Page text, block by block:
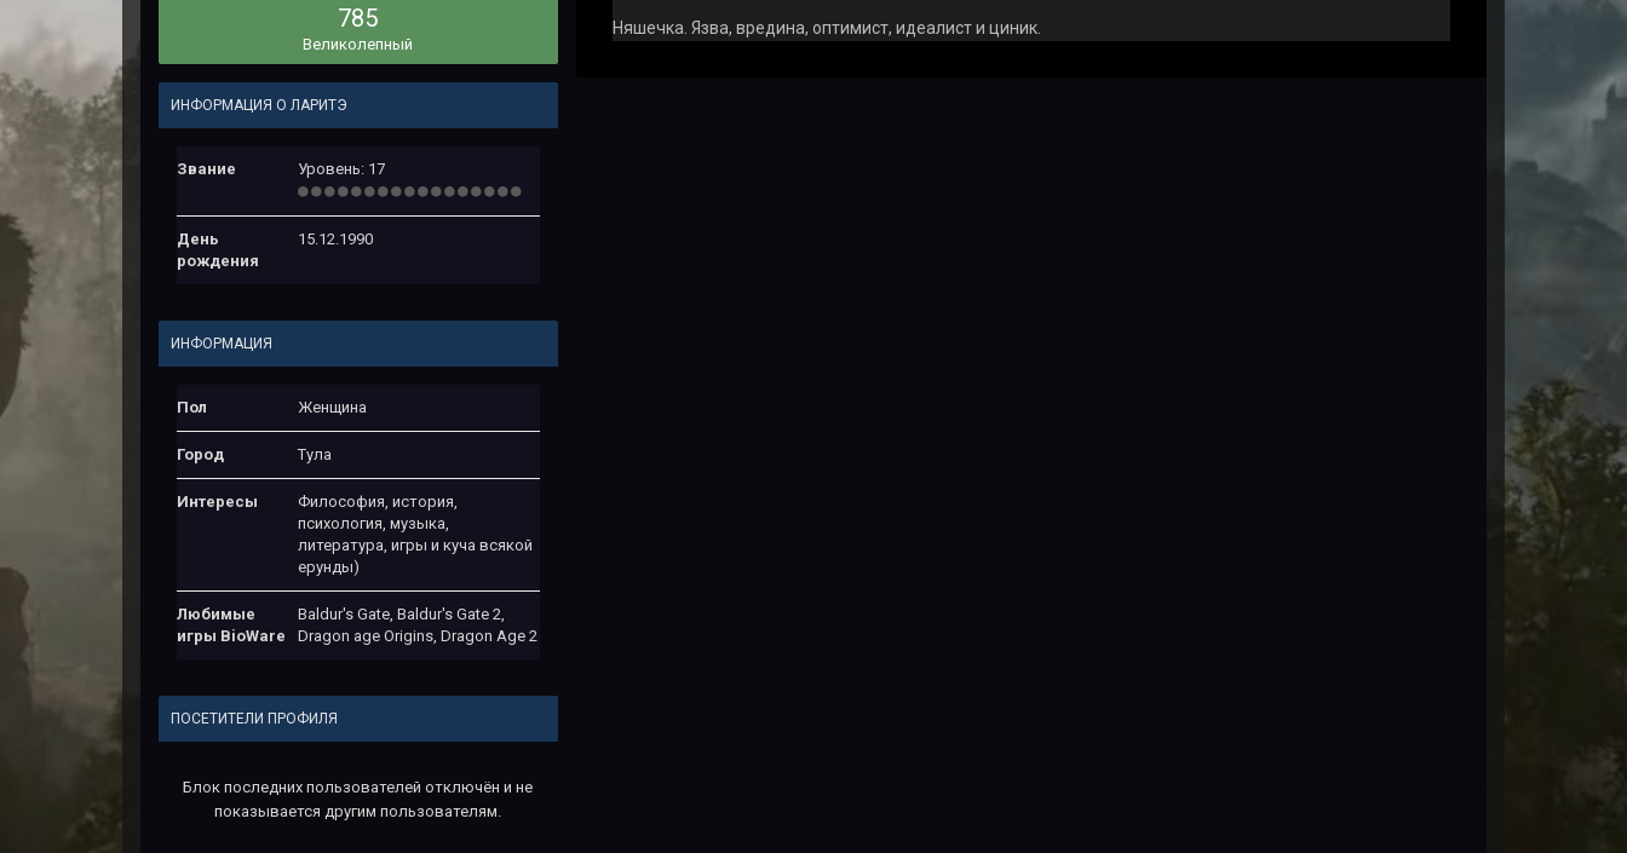
785
Великолепный
ИНФОРМАЦИЯ О ЛАРИТЭ
Звание Уровень: 17
День
рождения
15.12.1990
ИНФОРМАЦИЯ
Пол Женщина
Город Тула
Интересы
Философия, история,
психология, музыка,
литература, игры и куча всякой
ерунды)
Любимые
игры BioWare
Baldur's Gate, Baldur's Gate 2,
Dragon age Origins, Dragon Age 2
ПОСЕТИТЕЛИ ПРОФИЛЯ
Блок последних пользователей отключён и не
показывается другим пользователям.
Няшечка. Язва, вредина, оптимист, идеалист и циник.